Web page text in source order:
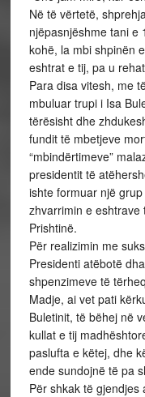
Në të vërtetë,
njëpasnjëshme tani e
kohë, la mbi shpinën
eshtrat e tij, pa u
Para disa vitesh, me
mbuluar trupi i Isa
tërësisht dhe
fundit të mbetjeve
“mbindërtimeve”
presidentit të
ishte formuar një
zhvarrimin e
Prishtinë.
Për realizimin me
Presidenti atëbotë
shpenzimeve të
Madje, ai vet pati
Buletinit, të bëhej në
kullat e tij
paslufta e këtej, dhe
ende sundojnë të pa
Për shkak të